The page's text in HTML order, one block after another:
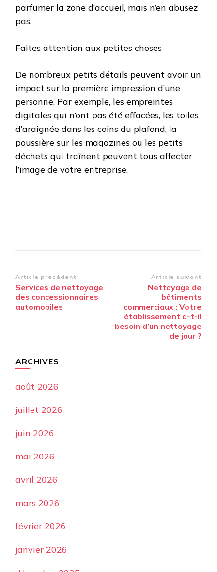
parfumer la zone d’accueil, mais n’en abusez
pas.
Faites attention aux petites choses
De nombreux petits détails peuvent avoir un
impact sur la première impression d’une
personne. Par exemple, les empreintes
digitales qui n’ont pas été effacées, les toiles
d’araignée dans les coins du plafond, la
poussière sur les magazines ou les petits
déchets qui traînent peuvent tous affecter
l’image de votre entreprise.
Navigation
d’article
Article précédent
Services de nettoyage
des concessionnaires
automobiles
Article suivant
Nettoyage de
bâtiments
commerciaux : Votre
établissement a-t-il
besoin d’un nettoyage
de jour ?
ARCHIVES
août 2026
juillet 2026
juin 2026
mai 2026
avril 2026
mars 2026
février 2026
janvier 2026